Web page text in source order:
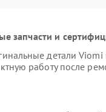
запчасти и
детали
работу после